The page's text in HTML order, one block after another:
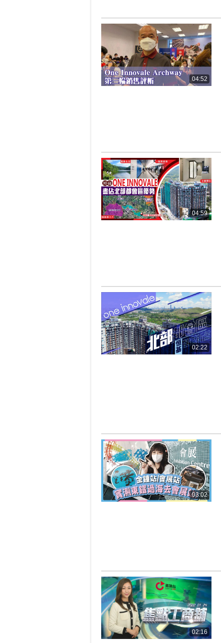
04:52
04:59
02:22
03:02
02:16